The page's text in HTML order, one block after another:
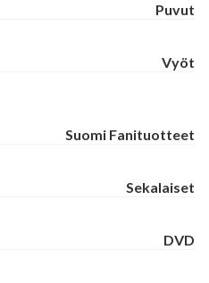
Puvut
Vyöt
Suomi Fanituotteet
Sekalaiset
DVD